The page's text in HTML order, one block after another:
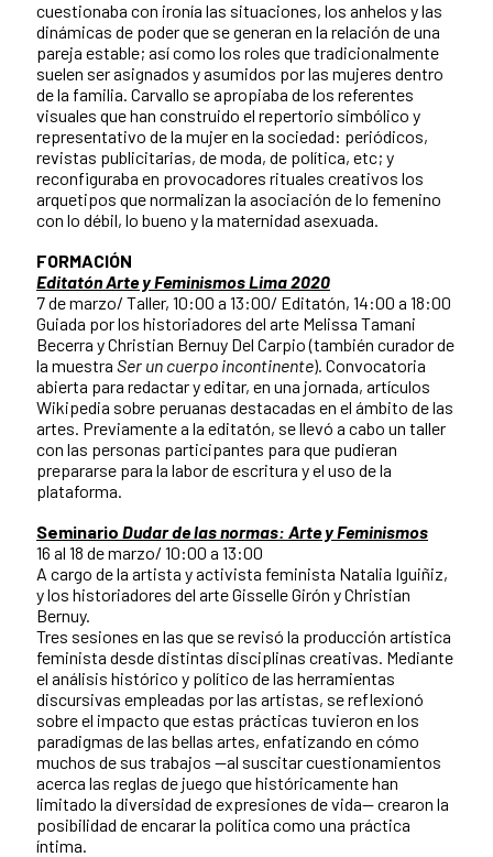
cuestionaba con ironía las situaciones, los anhelos y las
dinámicas de poder que se generan en la relación de una
pareja estable; así como los roles que tradicionalmente
suelen ser asignados y asumidos por las mujeres dentro
de la familia. Carvallo se apropiaba de los referentes
visuales que han construido el repertorio simbólico y
representativo de la mujer en la sociedad: periódicos,
revistas publicitarias, de moda, de política, etc; y
reconfiguraba en provocadores rituales creativos los
arquetipos que normalizan la asociación de lo femenino
con lo débil, lo bueno y la maternidad asexuada.
FORMACIÓN
Editatón Arte y Feminismos Lima 2020
7 de marzo/ Taller, 10:00 a 13:00/ Editatón, 14:00 a 18:00
Guiada por los historiadores del arte Melissa Tamani
Becerra y Christian Bernuy Del Carpio (también curador de
la muestra Ser un cuerpo incontinente). Convocatoria
abierta para redactar y editar, en una jornada, artículos
Wikipedia sobre peruanas destacadas en el ámbito de las
artes. Previamente a la editatón, se llevó a cabo un taller
con las personas participantes para que pudieran
prepararse para la labor de escritura y el uso de la
plataforma.
Seminario Dudar de las normas: Arte y Feminismos
16 al 18 de marzo/ 10:00 a 13:00
A cargo de la artista y activista feminista Natalia Iguiñiz,
y los historiadores del arte Gisselle Girón y Christian
Bernuy.
Tres sesiones en las que se revisó la producción artística
feminista desde distintas disciplinas creativas. Mediante
el análisis histórico y político de las herramientas
discursivas empleadas por las artistas, se reflexionó
sobre el impacto que estas prácticas tuvieron en los
paradigmas de las bellas artes, enfatizando en cómo
muchos de sus trabajos —al suscitar cuestionamientos
acerca las reglas de juego que históricamente han
limitado la diversidad de expresiones de vida— crearon la
posibilidad de encarar la política como una práctica
íntima.